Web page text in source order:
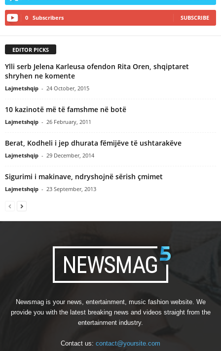
0 Subscribers SUBSCRIBE
EDITOR PICKS
Ylli serb Jelena Karleusa ofendon Rita Oren, shqiptaret
shryhen ne komente
Lajmetshqip - 24 October, 2015
10 kazinotë më të famshme në botë
Lajmetshqip - 26 February, 2011
Berat, Kodheli i jep dhurata fëmijëve të ushtarakëve
Lajmetshqip - 29 December, 2014
Sigurimi i makinave, ndryshojnë sërish çmimet
Lajmetshqip - 23 September, 2013
Newsmag is your news, entertainment, music fashion website. We
provide you with the latest breaking news and videos straight from the
entertainment industry.
Contact us: contact@yoursite.com